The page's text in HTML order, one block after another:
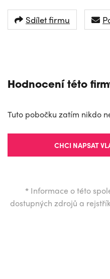
Sdílet firmu
Hodnocení této
Tuto pobočku zatím nikdo
CHCI NAPSAT
* Informace o této
dostupných zdrojů a